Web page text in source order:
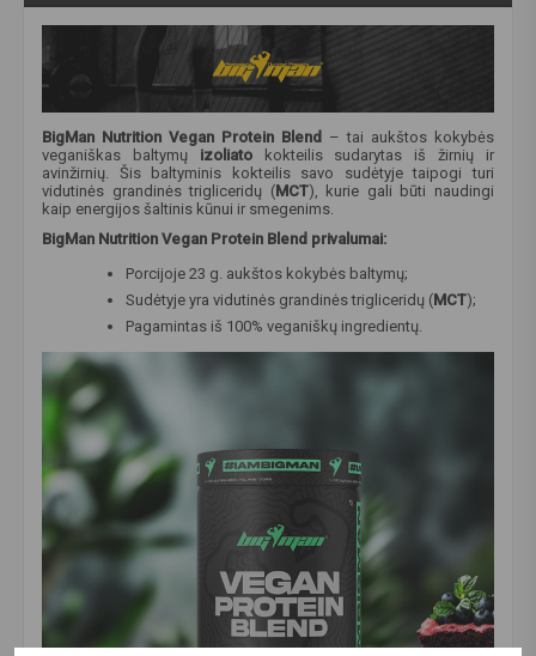
BigMan Nutrition Vegan Protein Blend – tai aukštos kokybės
veganiškas baltymų izoliato
kokteilis sudarytas iš žirnių ir
avinžirnių. Šis baltyminis kokteilis savo sudėtyje taipogi turi
vidutinės grandinės trigliceridų (MCT), kurie gali būti naudingi
kaip energijos šaltinis kūnui ir smegenims.
BigMan Nutrition Vegan Protein Blend privalumai:
Porcijoje 23 g. aukštos kokybės baltymų;
Sudėtyje yra vidutinės grandinės trigliceridų (MCT);
Pagamintas iš 100% veganiškų ingredientų.